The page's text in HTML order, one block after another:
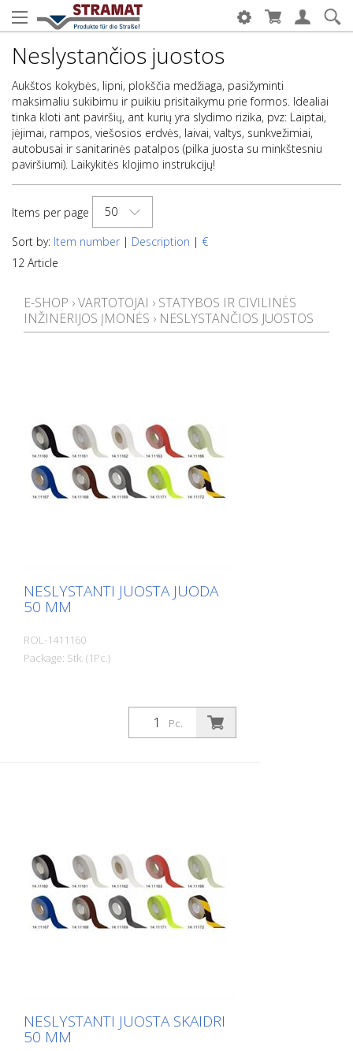
Neslystančios juostos
Aukštos kokybės, lipni, plokščia medžiaga, pasižyminti
maksimaliu sukibimu ir puikiu prisitaikymu prie formos. Idealiai
tinka kloti ant paviršių, ant kurių yra slydimo rizika, pvz: Laiptai,
įėjimai, rampos, viešosios erdvės, laivai, valtys, sunkvežimiai,
autobusai ir sanitarinės patalpos (pilka juosta su minkštesniu
paviršiumi). Laikykitės klojimo instrukcijų!
Items per page
50
Sort by: Item number | Description | €
12 Article
E-SHOP ›VARTOTOJAI › STATYBOS IR CIVILINĖS
INŽINERIJOS ĮMONĖS › NESLYSTANČIOS JUOSTOS
NESLYSTANTI JUOSTA JUODA
50 MM
ROL-1411160
Package: Stk. (1Pc.)
Pc.
NESLYSTANTI JUOSTA SKAIDRI
50 MM